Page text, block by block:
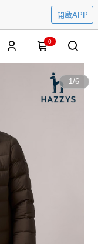
開啟APP
0
1/6